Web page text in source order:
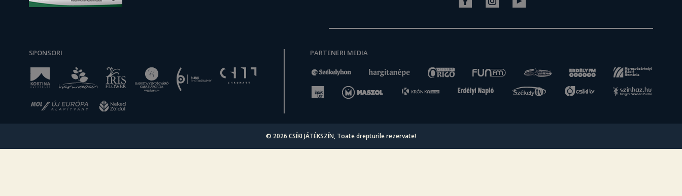
SPONSORI PARTENERI MEDIA
© 2026 CSÍKI JÁTÉKSZÍN, Toate drepturile rezervate!